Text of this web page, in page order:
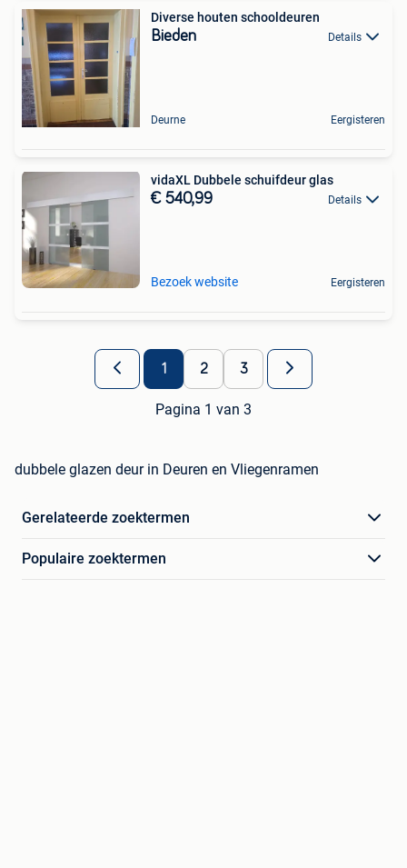
Diverse houten schooldeuren
Bieden Details
Deurne Eergisteren
vidaXL Dubbele schuifdeur glas
€ 540,99 Details
Bezoek website Eergisteren
1 2 3
Pagina 1 van 3
dubbele glazen deur in Deuren en Vliegenramen
Gerelateerde zoektermen
Populaire zoektermen